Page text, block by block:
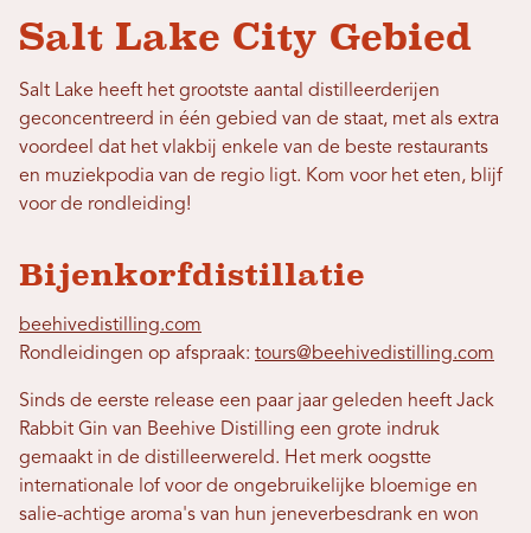
Salt Lake City Gebied
Salt Lake heeft het grootste aantal distilleerderijen
geconcentreerd in één gebied van de staat, met als extra
voordeel dat het vlakbij enkele van de beste restaurants
en muziekpodia van de regio ligt. Kom voor het eten, blijf
voor de rondleiding!
Bijenkorfdistillatie
beehivedistilling.com
Rondleidingen op afspraak: tours@beehivedistilling.com
Sinds de eerste release een paar jaar geleden heeft Jack
Rabbit Gin van Beehive Distilling een grote indruk
gemaakt in de distilleerwereld. Het merk oogstte
internationale lof voor de ongebruikelijke bloemige en
salie-achtige aroma's van hun jeneverbesdrank en won